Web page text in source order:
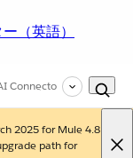
（英語）
Connector のトラブルシ
2025 for Mule 4.8
path for